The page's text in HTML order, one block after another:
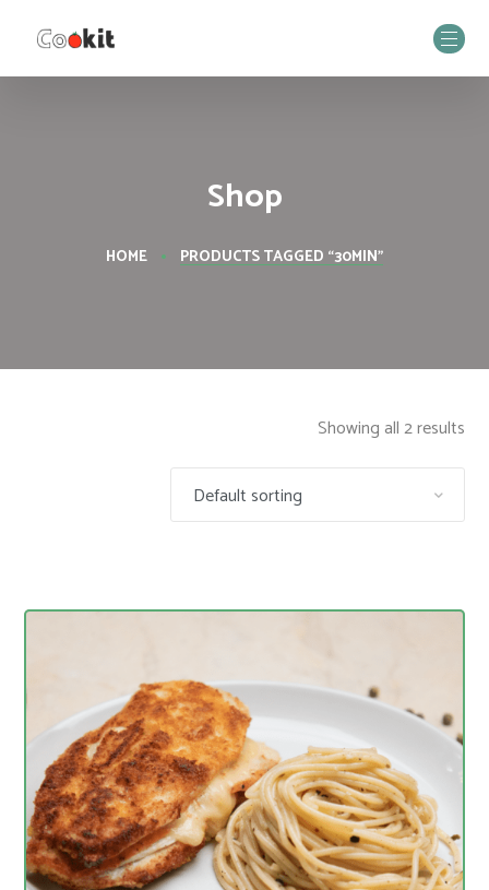
Shop
HOME PRODUCTS TAGGED “30MIN”
Showing all 2 results